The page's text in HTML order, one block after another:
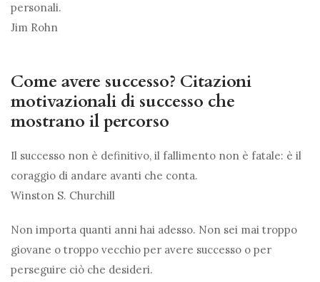
personali.
Jim Rohn
Come avere successo? Citazioni
motivazionali di successo che
mostrano il percorso
Il successo non è definitivo, il fallimento non è fatale: è il
coraggio di andare avanti che conta.
Winston S. Churchill
Non importa quanti anni hai adesso. Non sei mai troppo
giovane o troppo vecchio per avere successo o per
perseguire ciò che desideri.